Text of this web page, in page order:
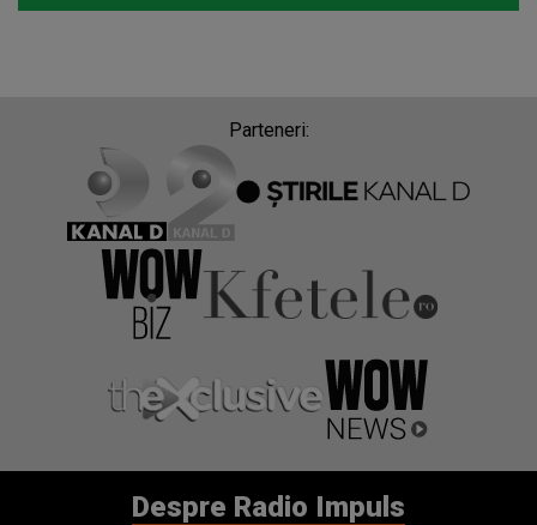
Parteneri:
Despre Radio Impuls